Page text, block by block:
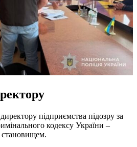
підприємства підозру за
кодексу України –